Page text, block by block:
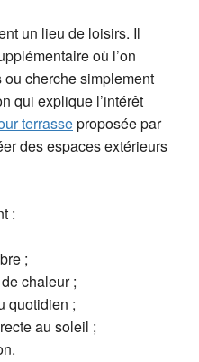
un lieu de loisirs. Il
où l’on
cherche simplement
qui explique l’intérêt
terrasseproposée par
des espaces extérieurs
:
;
chaleur ;
quotidien ;
au soleil ;